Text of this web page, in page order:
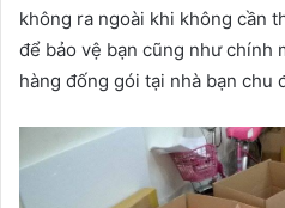
không ra ngoài khi không cần
để bảo vệ bạn cũng như chính
hàng đống gói tại nhà bạn chu